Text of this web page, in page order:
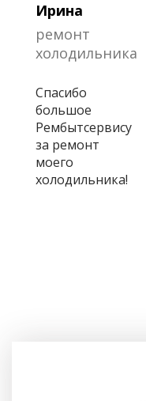
Ирина
ремонт
холодильника
Спасибо
большое
Рембытсервису
за ремонт
моего
холодильника!